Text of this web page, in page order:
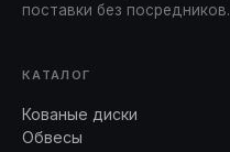
поставки без посредников.
КАТАЛОГ
Кованые диски
Обвесы